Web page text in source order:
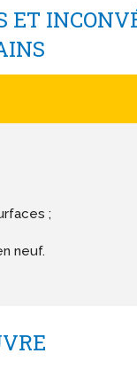
ET
;
neuf.